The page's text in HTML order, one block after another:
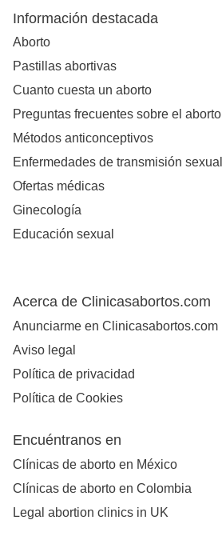
Información destacada
Aborto
Pastillas abortivas
Cuanto cuesta un aborto
Preguntas frecuentes sobre el aborto
Métodos anticonceptivos
Enfermedades de transmisión sexual
Ofertas médicas
Ginecología
Educación sexual
Acerca de Clinicasabortos.com
Anunciarme en Clinicasabortos.com
Aviso legal
Política de privacidad
Política de Cookies
Encuéntranos en
Clínicas de aborto en México
Clínicas de aborto en Colombia
Legal abortion clinics in UK